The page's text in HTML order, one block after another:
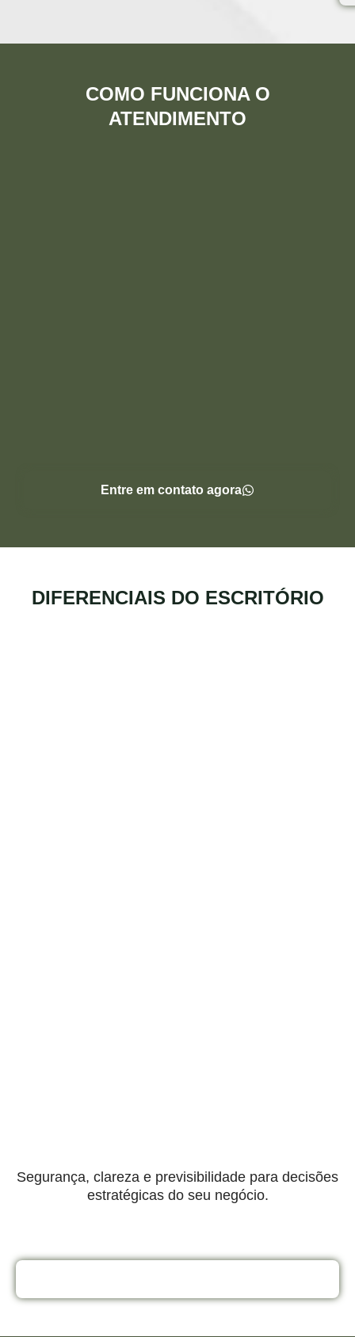
COMO FUNCIONA O
ATENDIMENTO
Entre em contato agora
DIFERENCIAIS DO ESCRITÓRIO​
Segurança, clareza e previsibilidade para decisões
estratégicas do seu negócio.